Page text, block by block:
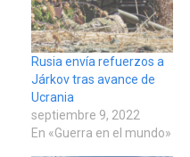
Rusia envía refuerzos a
Járkov tras avance de
Ucrania
septiembre 9, 2022
En «Guerra en el mundo»